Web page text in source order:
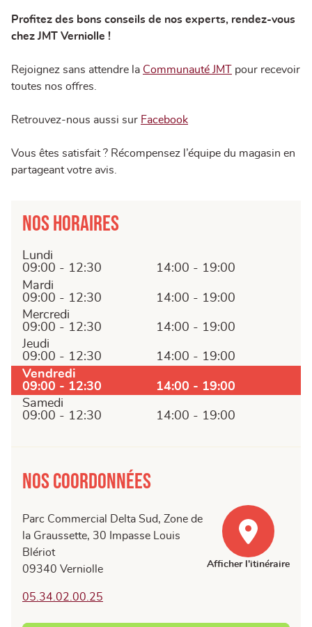
Profitez des bons conseils de nos experts, rendez-vous
chez JMT Verniolle !
Rejoignez sans attendre la Communauté JMT
pour recevoir
toutes nos offres.
Retrouvez-nous aussi sur Facebook
Vous êtes satisfait ? Récompensez l’équipe du magasin en
partageant votre avis.
Nos horaires
Lundi
09:00 - 12:30
14:00 - 19:00
Mardi
09:00 - 12:30
14:00 - 19:00
Mercredi
09:00 - 12:30
14:00 - 19:00
Jeudi
09:00 - 12:30
14:00 - 19:00
Vendredi
09:00 - 12:30
14:00 - 19:00
Samedi
09:00 - 12:30
14:00 - 19:00
Nos coordonnées
Parc Commercial Delta Sud, Zone de
la Graussette, 30 Impasse Louis
Blériot
09340 Verniolle
05.34.02.00.25
Afficher l'itinéraire